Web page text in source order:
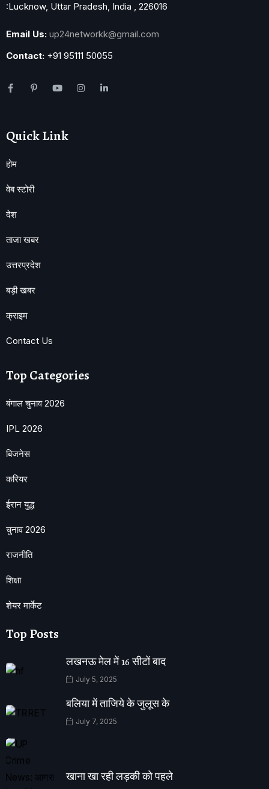
:Lucknow, Uttar Pradesh, India , 226016
Email Us: up24networkk@gmail.com
Contact: +91 95111 50055
Quick Link
होम
वेब स्टोरी
देश
ताजा खबर
उत्तरप्रदेश
बड़ी खबर
क्राइम
Contact Us
Top Categories
बंगाल चुनाव 2026
IPL 2026
बिजनेस
करियर
ईरान युद्ध
चुनाव 2026
राजनीति
शिक्षा
शेयर मार्केट
Top Posts
लखनऊ मेल में 16 सीटों बाद
July 5, 2025
बलिया में ताजिये के जुलूस के
July 7, 2025
खाना खा रही लड़की को पहले